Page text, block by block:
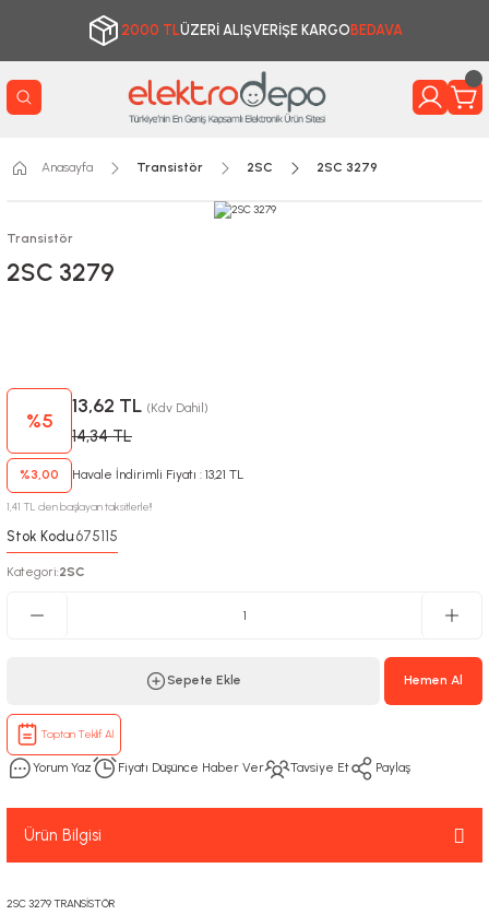
2000 TLÜZERİ ALIŞVERİŞE KARGO BEDAVA
Anasayfa Transistör 2SC 2SC 3279
Transistör
2SC 3279
%5
13,62 TL (Kdv Dahil)
14,34 TL
%3,00 Havale İndirimli Fiyatı : 13,21 TL
1,41 TL den başlayan taksitlerle!!
Stok Kodu:675115
Kategori:2SC
Sepete Ekle Hemen Al
Toptan Teklif Al
Yorum Yaz Fiyatı Düşünce Haber Ver Tavsiye Et Paylaş
Ürün Bilgisi
2SC 3279 TRANSİSTÖR